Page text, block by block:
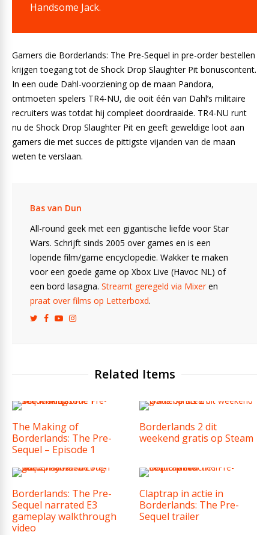
Handsome Jack.
Gamers die Borderlands: The Pre-Sequel in pre-order bestellen
krijgen toegang tot de Shock Drop Slaughter Pit bonuscontent.
In een oude Dahl-voorziening op de maan Pandora,
ontmoeten spelers TR4-NU, die ooit één van Dahl’s militaire
recruiters was totdat hij compleet doordraaide. TR4-NU runt
nu de Shock Drop Slaughter Pit en geeft geweldige loot aan
gamers die met succes de pittigste vijanden van de maan
weten te verslaan.
Bas van Dun
All-round geek met een gigantische liefde voor Star
Wars. Schrijft sinds 2005 over games en is een
lopende film/game encyclopedie. Wakker te maken
voor een goede game op Xbox Live (Havoc NL) of
een bord lasagna. Streamt geregeld via Mixeren
praat over films op Letterboxd.
Related Items
The Making of
Borderlands: The Pre-
Sequel – Episode 1
Borderlands 2 dit
weekend gratis op Steam
Borderlands: The Pre-
Sequel narrated E3
gameplay walkthrough
video
Claptrap in actie in
Borderlands: The Pre-
Sequel trailer